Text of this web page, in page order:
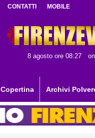
CONTATTI MOBILE
8 agosto ore 08:27
Copertina Archivi